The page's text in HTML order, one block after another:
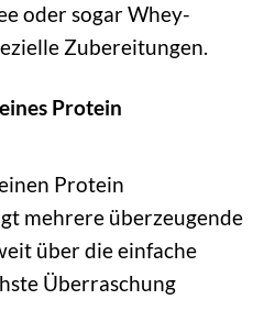
oder sogar Whey-
Zubereitungen.
Protein
Protein
mehrere überzeugende
über die einfache
Überraschung